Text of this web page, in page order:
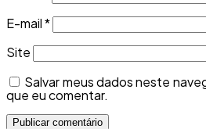
E-mail*
Site
Salvar meus dados neste
que eu comentar.